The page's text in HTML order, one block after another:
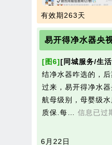
有效期263天
易开得净水器央
[图6][同城服务/生
结净水器咋选的，
过来，易开得净水
航母级别，母婴级
质保.每… 信息已过
6月22日